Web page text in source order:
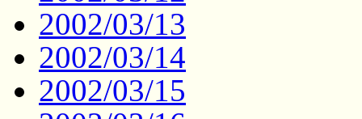
2002/03/13
2002/03/14
2002/03/15